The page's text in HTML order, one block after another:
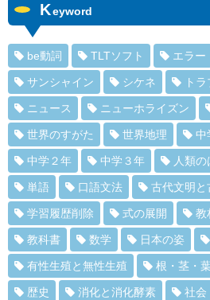
Keyword
be動詞 TLTソフト エラー
サンシャイン シケネ ト
ニュース ニューホライズン
世界のすがた 世界地理 中
中学２年 中学３年 人類の
単語 口語文法 古代文明と
学習履歴削除 式の展開 教
教科書 数学 日本の姿
有性生殖と無性生殖 根・茎・
歴史 消化と消化酵素 社会